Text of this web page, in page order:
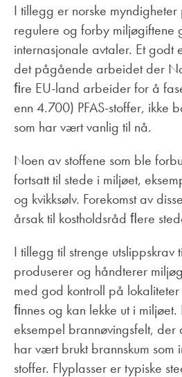
I tillegg er norske
regulere og forby miljøgiftene
internasjonale avtaler. Et godt
det pågående arbeidet der
ﬁre EU-land arbeider for å
enn 4.700) PFAS-stoffer, ikke
som har vært vanlig til nå.
Noen av stoffene som ble
fortsatt til stede i miljøet,
og kvikksølv. Forekomst av
årsak til kostholdsråd ﬂere
I tillegg til strenge utslippskrav
produserer og håndterer
med god kontroll på
ﬁnnes og kan lekke ut i
eksempel brannøvingsfelt,
har vært brukt brannskum som
stoffer. Flyplasser er typiske